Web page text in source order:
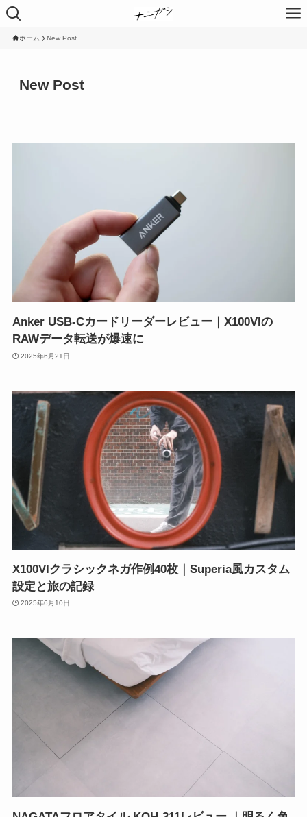
ホーム New Post
New Post
Anker USB-Cカードリーダーレビュー｜X100VIの
RAWデータ転送が爆速に
2025年6月21日
X100VIクラシックネガ作例40枚｜Superia風カスタム
設定と旅の記録
2025年6月10日